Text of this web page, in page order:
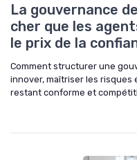
La gouvernance
cher que les
le prix de la
Comment structurer une
innover, maîtriser les
restant conforme et